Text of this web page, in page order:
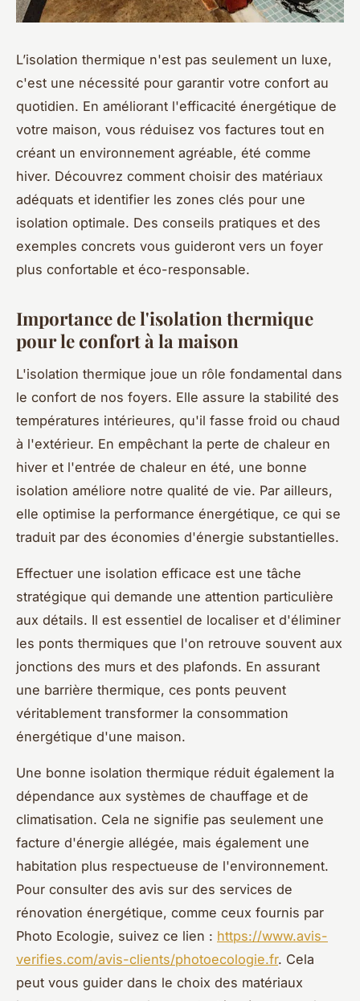
L’isolation thermique n'est pas seulement un luxe,
c'est une nécessité pour garantir votre confort au
quotidien. En améliorant l'efficacité énergétique de
votre maison, vous réduisez vos factures tout en
créant un environnement agréable, été comme
hiver. Découvrez comment choisir des matériaux
adéquats et identifier les zones clés pour une
isolation optimale. Des conseils pratiques et des
exemples concrets vous guideront vers un foyer
plus confortable et éco-responsable.
Importance de l'isolation thermique
pour le confort à la maison
L'isolation thermique joue un rôle fondamental dans
le confort de nos foyers. Elle assure la stabilité des
températures intérieures, qu'il fasse froid ou chaud
à l'extérieur. En empêchant la perte de chaleur en
hiver et l'entrée de chaleur en été, une bonne
isolation améliore notre qualité de vie. Par ailleurs,
elle optimise la performance énergétique, ce qui se
traduit par des économies d'énergie substantielles.
Effectuer une isolation efficace est une tâche
stratégique qui demande une attention particulière
aux détails. Il est essentiel de localiser et d'éliminer
les ponts thermiques que l'on retrouve souvent aux
jonctions des murs et des plafonds. En assurant
une barrière thermique, ces ponts peuvent
véritablement transformer la consommation
énergétique d'une maison.
Une bonne isolation thermique réduit également la
dépendance aux systèmes de chauffage et de
climatisation. Cela ne signifie pas seulement une
facture d'énergie allégée, mais également une
habitation plus respectueuse de l'environnement.
Pour consulter des avis sur des services de
rénovation énergétique, comme ceux fournis par
Photo Ecologie, suivez ce lien : https://www.avis-
verifies.com/avis-clients/photoecologie.fr. Cela
peut vous guider dans le choix des matériaux